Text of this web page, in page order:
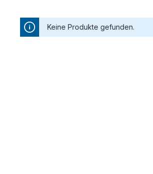
Keine Produkte gefunden.